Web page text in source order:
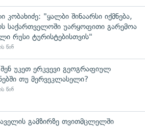
კობახიძე: "ყალბი შინაარსი იქმნება,
საქართველოში უარყოფითი გარემოა
რუსი ტურისტებისთვის"
წინ
შენ უკეთ ერკვევი გეოგრაფიულ
თუ მერვეკლასელი?
წინ
გამზირზე თვითმცლელში